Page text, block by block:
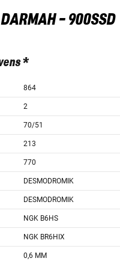
- 900SSD
*
864
2
70/51
213
770
DESMODROMIK
DESMODROMIK
NGK B6HS
NGK BR6HIX
0,6 MM